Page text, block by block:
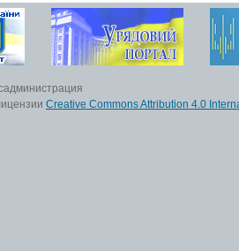
Creative Commons Attribution 4.0